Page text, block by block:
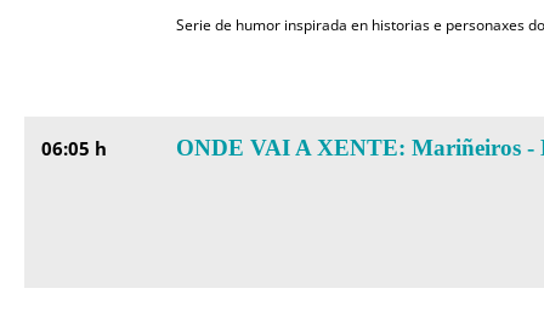
Serie de humor inspirada en historias e personaxes
06:05 h ONDE VAI A XENTE: Mariñeiros -